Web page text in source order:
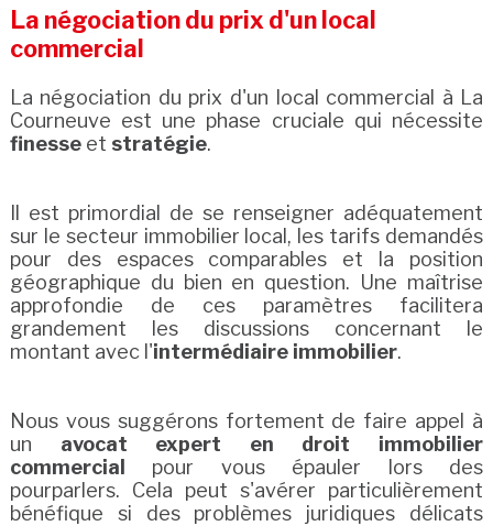
La négociation du prix d'un local
commercial
La négociation du prix d'un local commercial à La
Courneuve est une phase cruciale qui nécessite
finesseet stratégie.
Il est primordial de se renseigner adéquatement
sur le secteur immobilier local, les tarifs demandés
pour des espaces comparables et la position
géographique du bien en question. Une maîtrise
approfondie de ces paramètres facilitera
grandement les discussions concernant le
montant avec l'intermédiaire immobilier.
Nous vous suggérons fortement de faire appel à
un avocat expert en droit immobilier
commercial
pour vous épauler lors des
pourparlers. Cela peut s'avérer particulièrement
bénéfique si des problèmes juridiques délicats